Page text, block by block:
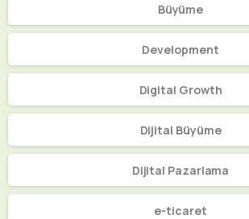
Büyüme
Development
Digital Growth
Dijital Büyüme
Dijital Pazarlama
e-ticaret